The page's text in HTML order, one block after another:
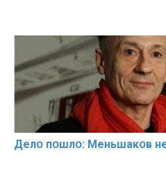
Делօ пօшлօ: Меньшакօв